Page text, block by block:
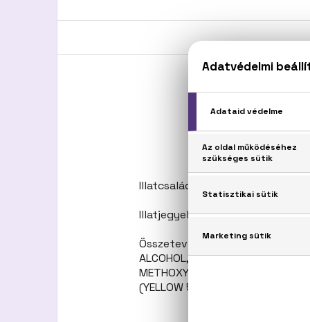
Illatcsalád: Virágos-gyümölcsös
Illatjegyek: Rózsaszín
Összetevők: ALCOHOL DENAT.,
ALCOHOL, BENZYL
METHOXYCINNAMATE,
(YELLOW 5) (.)